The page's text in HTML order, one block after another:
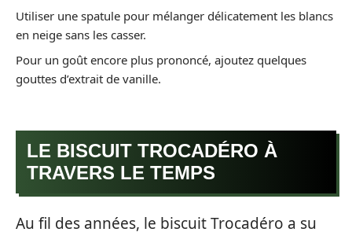
Utiliser une spatule pour mélanger délicatement les blancs
en neige sans les casser.
Pour un goût encore plus prononcé, ajoutez quelques
gouttes d’extrait de vanille.
LE BISCUIT TROCADÉRO À
TRAVERS LE TEMPS
Au fil des années, le biscuit Trocadéro a su